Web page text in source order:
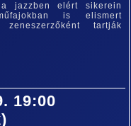
jazzben elért sikerein
is elismert
zeneszerzőként tartják
19:00